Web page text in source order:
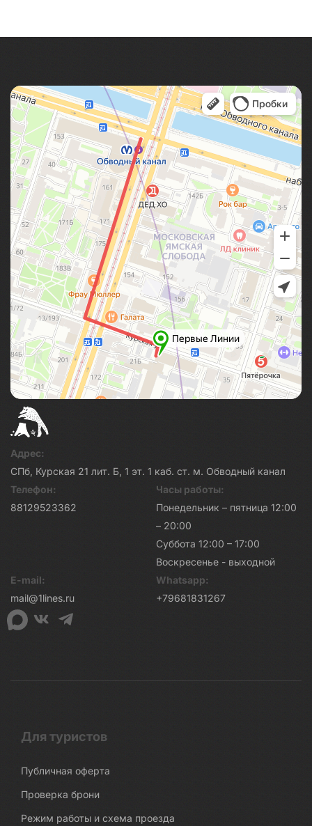
Адрес:
СПб, Курская 21 лит. Б, 1 эт. 1 каб. ст. м. Обводный канал
Телефон:
88129523362
Часы работы:
Понедельник – пятница 12:00
– 20:00
Суббота 12:00 – 17:00
Воскресенье - выходной
E-mail:
mail@1lines.ru
Whatsapp:
+79681831267
Для туристов
Публичная оферта
Проверка брони
Режим работы и схема проезда